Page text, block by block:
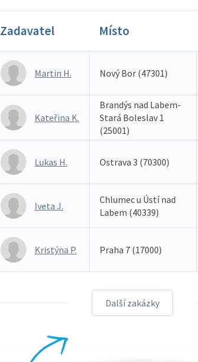
Zadavatel Místo
Martin H. Nový Bor (47301)
Kateřina K.
Brandýs nad Labem-
Stará Boleslav 1
(25001)
Lukas H. Ostrava 3 (70300)
Iveta J.
Chlumec u Ústí nad
Labem (40339)
Kristýna P. Praha 7 (17000)
Další zakázky